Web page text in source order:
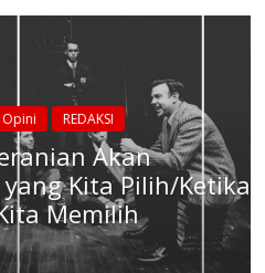
REDAKSI
Akan
Kita Pilih/Ketika
Memilih